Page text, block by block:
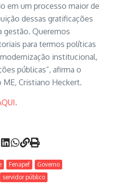
em um processo maior de
dessas gratificações
gestão. Queremos
para termos políticas
institucional,
públicas”, afirma o
Cristiano Heckert.
.
Fenapef
Governo
servidor público